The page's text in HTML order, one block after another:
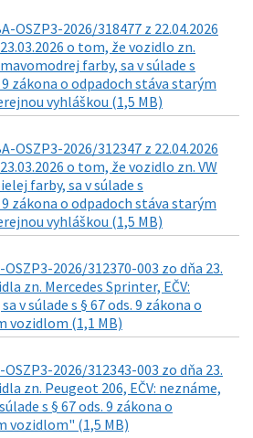
OSZP3-2026/318477 z 22.04.2026
o tom, že vozidlo zn.
farby, sa v súlade s
zákona o odpadoch stáva starým
vyhláškou (1,5 MB)
OSZP3-2026/312347 z 22.04.2026
o tom, že vozidlo zn. VW
farby, sa v súlade s
zákona o odpadoch stáva starým
vyhláškou (1,5 MB)
2026/312370-003 zo dňa 23.
zn. Mercedes Sprinter, EČV:
v súlade s § 67 ods. 9 zákona o
vozidlom (1,1 MB)
2026/312343-003 zo dňa 23.
zn. Peugeot 206, EČV: neznáme,
s § 67 ods. 9 zákona o
vozidlom" (1,5 MB)